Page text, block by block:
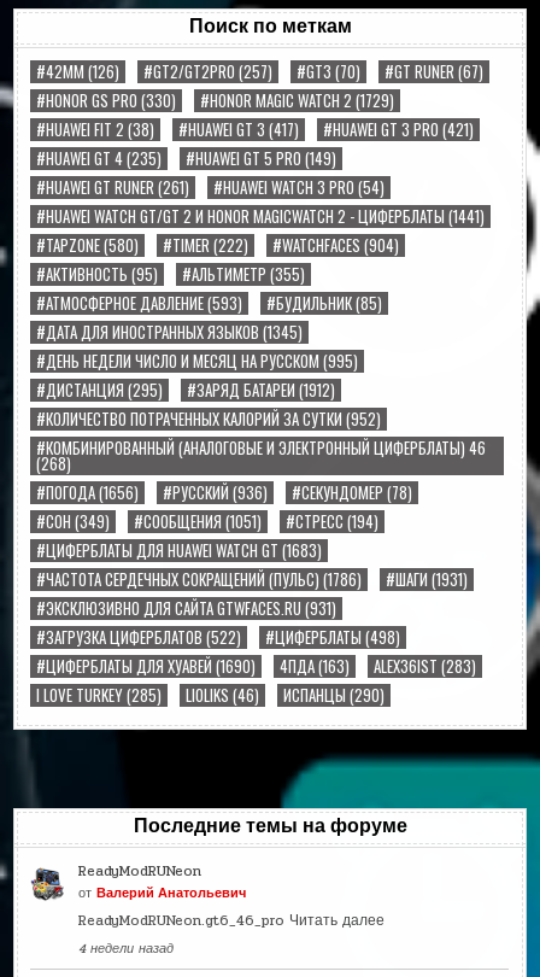
Поиск по меткам
#42MM (126) #GT2/GT2PRO (257) #GT3 (70) #GT RUNER (67)
#HONOR GS PRO (330) #HONOR MAGIC WATCH 2 (1729)
#HUAWEI FIT 2 (38) #HUAWEI GT 3 (417) #HUAWEI GT 3 PRO (421)
#HUAWEI GT 4(235) #HUAWEI GT 5 PRO (149)
#HUAWEI GT RUNER (261) #HUAWEI WATCH 3 PRO (54)
#HUAWEI WATCH GT/GT 2 И HONOR MAGICWATCH 2 - ЦИФЕРБЛАТЫ (1441)
#TAPZONE(580) #TIMER (222) #WATCHFACES (904)
#АКТИВНОСТЬ (95) #АЛЬТИМЕТР (355)
#АТМОСФЕРНОЕ ДАВЛЕНИЕ(593) #БУДИЛЬНИК(85)
#ДАТА ДЛЯ ИНОСТРАННЫХ ЯЗЫКОВ (1345)
#ДЕНЬ НЕДЕЛИ ЧИСЛО И МЕСЯЦ НА РУССКОМ (995)
#ДИСТАНЦИЯ (295) #ЗАРЯД БАТАРЕИ (1912)
#КОЛИЧЕСТВО ПОТРАЧЕННЫХ КАЛОРИЙ ЗА СУТКИ (952)
#КОМБИНИРОВАННЫЙ (АНАЛОГОВЫЕ И ЭЛЕКТРОННЫЙ ЦИФЕРБЛАТЫ) 46
(268)
#ПОГОДА(1656) #РУССКИЙ (936) #СЕКУНДОМЕР (78)
#СОН (349) #СООБЩЕНИЯ (1051) #СТРЕСС (194)
#ЦИФЕРБЛАТЫ ДЛЯ HUAWEI WATCH GT (1683)
#ЧАСТОТА СЕРДЕЧНЫХ СОКРАЩЕНИЙ (ПУЛЬС) (1786) #ШАГИ (1931)
#ЭКСКЛЮЗИВНО ДЛЯ САЙТА GTWFACES.RU (931)
#ЗАГРУЗКА ЦИФЕРБЛАТОВ (522) #ЦИФЕРБЛАТЫ (498)
#ЦИФЕРБЛАТЫ ДЛЯ ХУАВЕЙ (1690) 4ПДА(163) ALEX36IST (283)
I LOVE TURKEY(285) LIOLIKS (46) ИСПАНЦЫ (290)
Последние темы на форуме
ReadyModRUNeon
отВалерий Анатольевич
ReadyModRUNeon.gt6_46_pro Читать далее
4 недели назад